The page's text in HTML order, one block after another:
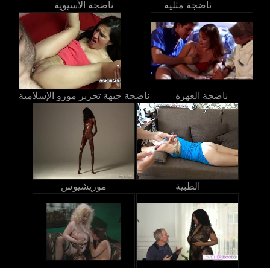
ناضجة الآسيوية ناضجة مثليه
ناضجة جبهة تحرير مورو الإسلامية ناضجة العهرة
موريشيوس الطبية